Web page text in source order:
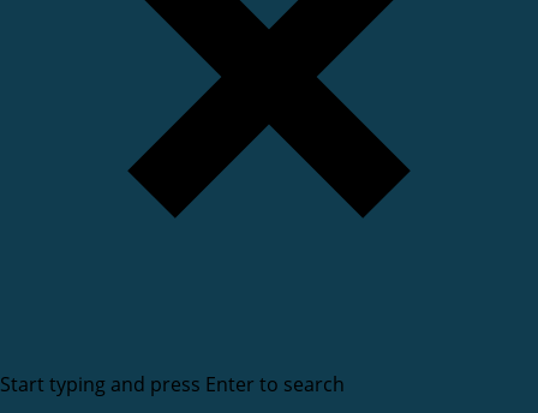
Start typing and press Enter to search